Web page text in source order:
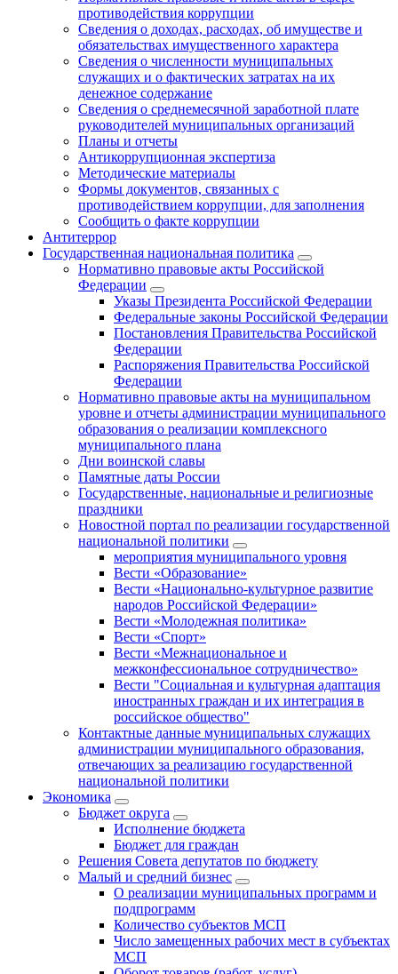
противодействия коррупции
Сведения о доходах, расходах, об имуществе и
обязательствах имущественного характера
Сведения о численности муниципальных
служащих и о фактических затратах на их
денежное содержание
Сведения о среднемесячной заработной плате
руководителей муниципальных организаций
Планы и отчеты
Антикоррупционная экспертиза
Методические материалы
Формы документов, связанных с
противодействием коррупции, для заполнения
Сообщить о факте коррупции
Антитеррор
Государственная национальная политика
Нормативно правовые акты Российской
Федерации
Указы Президента Российской Федерации
Федеральные законы Российской Федерации
Постановления Правительства Российской
Федерации
Распоряжения Правительства Российской
Федерации
Нормативно правовые акты на муниципальном
уровне и отчеты администрации муниципального
образования о реализации комплексного
муниципального плана
Дни воинской славы
Памятные даты России
Государственные, национальные и религиозные
праздники
Новостной портал по реализации государственной
национальной политики
мероприятия муниципального уровня
Вести «Образование»
Вести «Национально-культурное развитие
народов Российской Федерации»
Вести «Молодежная политика»
Вести «Спорт»
Вести «Межнациональное и
межконфессиональное сотрудничество»
Вести "Социальная и культурная адаптация
иностранных граждан и их интеграция в
российское общество"
Контактные данные муниципальных служащих
администрации муниципального образования,
отвечающих за реализацию государственной
национальной политики
Экономика
Бюджет округa
Исполнение бюджета
Бюджет для граждан
Решения Совета депутатов по бюджету
Малый и средний бизнес
О реализации муниципальных программ и
подпрограмм
Количество субъектов МСП
Число замещенных рабочих мест в субъектах
МСП